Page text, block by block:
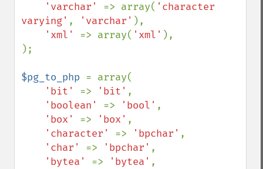
'varchar' => array( 'character
varying' , 'varchar' ),
'xml' => array( 'xml' ),
);
$pg_to_php = array(
'bit' => 'bit' ,
'boolean' => 'bool' ,
'box' => 'box' ,
'character' => 'bpchar' ,
'char' => 'bpchar' ,
'bytea' => 'bytea' ,